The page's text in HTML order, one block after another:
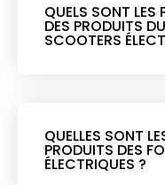
QUELS SONT LES
DES PRODUITS
SCOOTERS
QUELLES SONT
PRODUITS DES
ÉLECTRIQUES ?